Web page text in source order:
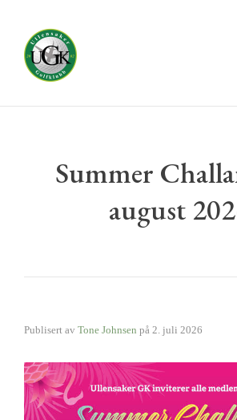
Summer
august
Publisert av Tone Johnsen på 2. juli 2026